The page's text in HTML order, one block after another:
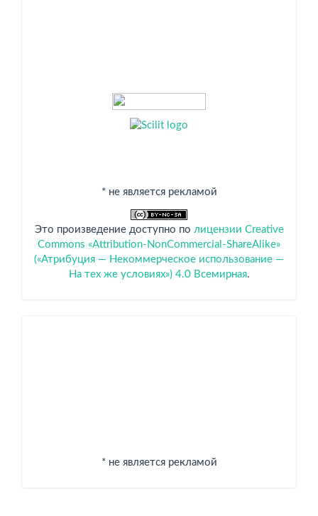
* не является рекламой
Это произведение доступно по лицензии Creative
Commons «Attribution-NonCommercial-ShareAlike»
(«Атрибуция — Некоммерческое использование —
На тех же условиях») 4.0 Всемирная.
* не является рекламой